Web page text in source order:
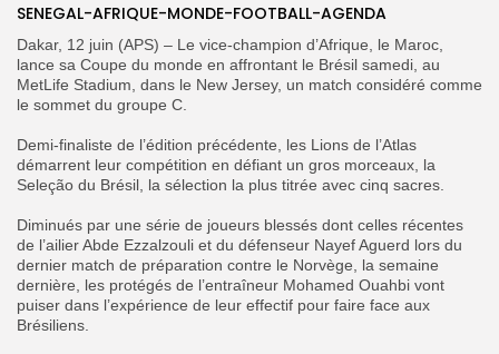
FR
SENEGAL-AFRIQUE-MONDE-FOOTBALL-AGENDA
Dakar, 12 juin (APS) – Le vice-champion d’Afrique, le Maroc,
lance sa Coupe du monde en affrontant le Brésil samedi, au
MetLife Stadium, dans le New Jersey, un match considéré comme
le sommet du groupe C.
‎Demi-finaliste de l’édition précédente, les Lions de l’Atlas
démarrent leur compétition en défiant un gros morceaux, la
Seleção du Brésil, la sélection la plus titrée avec cinq sacres.
‎Diminués par une série de joueurs blessés dont celles récentes
de l’ailier Abde Ezzalzouli et du défenseur Nayef Aguerd lors du
dernier match de préparation contre le Norvège, la semaine
dernière, les protégés de l’entraîneur Mohamed Ouahbi vont
puiser dans l’expérience de leur effectif pour faire face aux
Brésiliens.